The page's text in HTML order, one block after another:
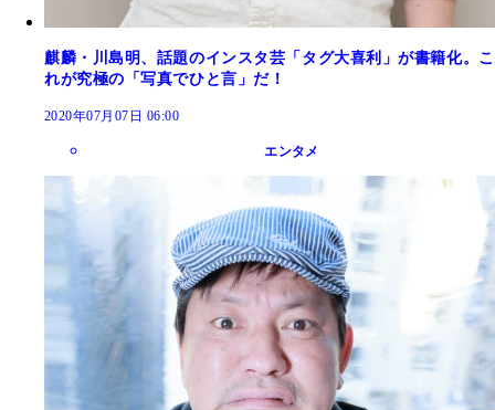
麒麟・川島明、話題のインスタ芸「タグ大喜利」が書籍化。こ
れが究極の「写真でひと言」だ！
2020年07月07日 06:00
エンタメ